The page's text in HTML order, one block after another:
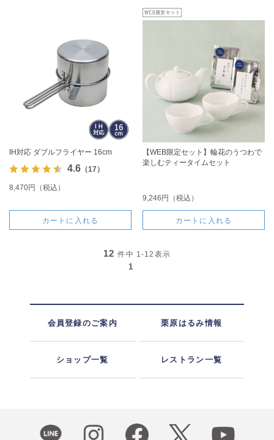
IH対応 ダブルフライヤー 16cm
4.6（17）
8,470円（税込）
カートに入れる
【WEB限定セット】輪花のうつわで
楽しむティータイムセット
9,246円（税込）
カートに入れる
12 件中 1-12 表示
1
会員登録のご案内 栗原はるみ情報
ショップ一覧 レストラン一覧